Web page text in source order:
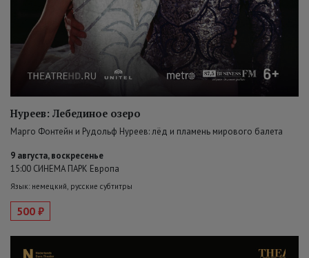
Нуреев: Лебединое озеро
Марго Фонтейн и Рудольф Нуреев: лёд и пламень мирового балета
9 августа, воскресенье
15:00 СИНЕМА ПАРК Европа
Язык: немецкий, русские субтитры
500 ₽